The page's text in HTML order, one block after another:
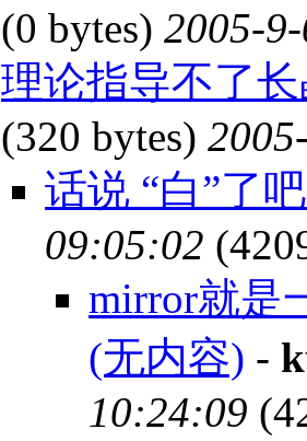
(0 bytes) 2005-
理论指导不了
(320 bytes)
话说 “白”了
09:05:02
mirror就是
(无内容) -
10:24:09